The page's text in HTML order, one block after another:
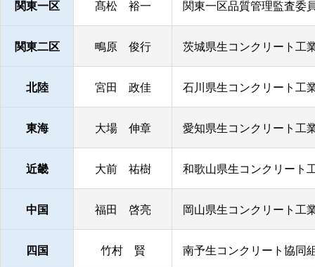
関東一区 髙松 裕一 関東一区品質管理監査委
関東二区 鴫原 俊行 茨城県生コンクリート工
北陸 宮田 政佳 石川県生コンクリート工
東海 大場 伸章 愛知県生コンクリート工
近畿 大前 祐樹 和歌山県生コンクリート
中国 福田 啓亮 岡山県生コンクリート工
四国 竹村 賢 南予生コンクリート協同